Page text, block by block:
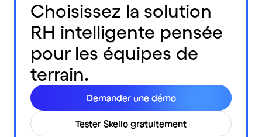
Choisissez la solution
RH intelligente pensée
pour les équipes de
terrain.
Demander une démo
Tester Skello gratuitement